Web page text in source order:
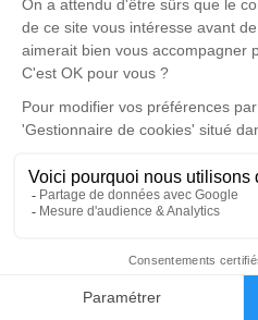
Faire-part
mémoire de Louise
Un service de plantation
disponible ici.
Cérémonie religieuse
Chambre Funéraire
Marseille